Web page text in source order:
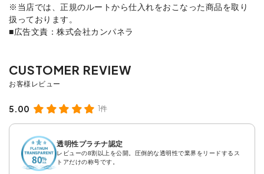
※当店では、正規のルートから仕入れをおこなった商品を取り
扱っております。
■広告文責：株式会社カンパネラ
5.00 1件
透明性プラチナ認定
レビューの8割以上を公開。圧倒的な透明性で業界をリードするス
トアだけの称号です。